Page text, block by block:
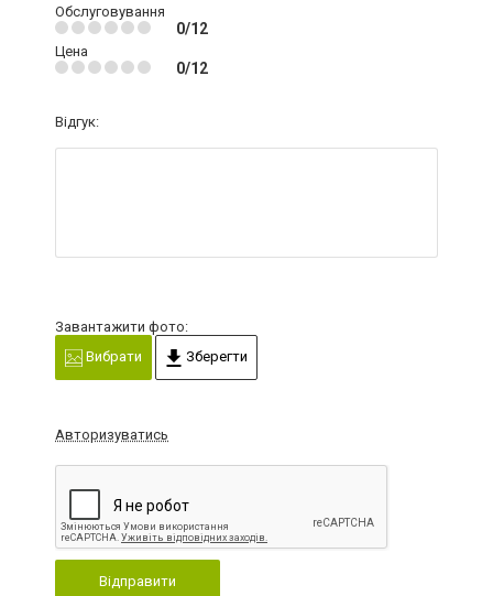
Обслуговування
0/12
Цена
0/12
Відгук:
Завантажити фото:
Вибрати
Зберегти
Авторизуватись
Відправити